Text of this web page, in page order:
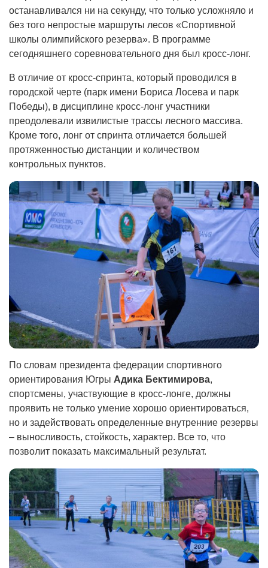
останавливался ни на секунду, что только усложняло и
без того непростые маршруты лесов «Спортивной
школы олимпийского резерва». В программе
сегодняшнего соревновательного дня был кросс-лонг.
В отличие от кросс-спринта, который проводился в
городской черте (парк имени Бориса Лосева и парк
Победы), в дисциплине кросс-лонг участники
преодолевали извилистые трассы лесного массива.
Кроме того, лонг от спринта отличается большей
протяженностью дистанции и количеством
контрольных пунктов.
По словам президента федерации спортивного
ориентирования Югры Адика Бектимирова,
спортсмены, участвующие в кросс-лонге, должны
проявить не только умение хорошо ориентироваться,
но и задействовать определенные внутренние резервы
– выносливость, стойкость, характер. Все то, что
позволит показать максимальный результат.